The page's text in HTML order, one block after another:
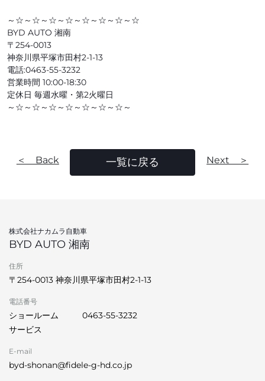
～☆～☆～☆～☆～☆～☆～☆～☆
BYD AUTO 湘南
〒254-0013
神奈川県平塚市田村2-1-13
電話:0463-55-3232
営業時間 10:00-18:30
定休日 毎週水曜・第2火曜日
～☆～☆～☆～☆～☆～☆～☆～
＜ Back 一覧に戻る Next ＞
株式会社ナカムラ自動車
BYD AUTO 湘南
住所
〒254-0013 神奈川県平塚市田村2-1-13
電話番号
ショールーム
0463-55-3232
サービス
E-mail
byd-shonan@fidele-g-hd.co.jp